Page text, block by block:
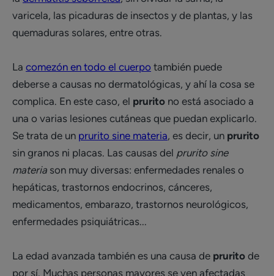
varicela, las picaduras de insectos y de plantas, y las
quemaduras solares, entre otras.
La comezón en todo el cuerpo también puede
deberse a causas no dermatológicas, y ahí la cosa se
complica. En este caso, el prurito no está asociado a
una o varias lesiones cutáneas que puedan explicarlo.
Se trata de un prurito sine materia, es decir, un prurito
sin granos ni placas. Las causas del prurito sine
materia son muy diversas: enfermedades renales o
hepáticas, trastornos endocrinos, cánceres,
medicamentos, embarazo, trastornos neurológicos,
enfermedades psiquiátricas...
La edad avanzada también es una causa de prurito de
por sí. Muchas personas mayores se ven afectadas